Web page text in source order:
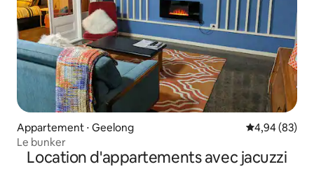
Appartement ⋅ Geelong Évaluation
4,94 (83)
Le bunker
Location d'appartements avec jacuzzi